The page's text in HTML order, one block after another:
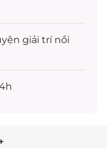
giải trínổi